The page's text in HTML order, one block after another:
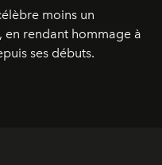
moins un
rendant hommage à
ses débuts.